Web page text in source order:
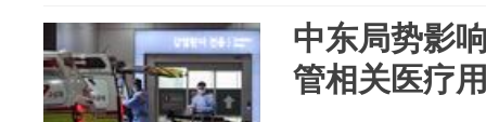
中东局势影
管相关医疗